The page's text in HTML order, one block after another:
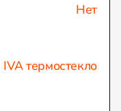
Нет
IVA термостекло